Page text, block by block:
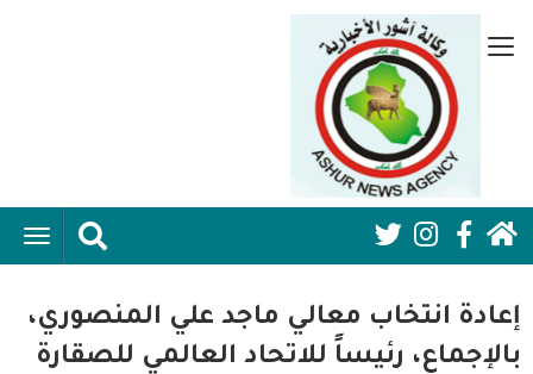
إلى
Social
Media:
Header
إعادة انتخاب معالي ماجد علي المنصوري،
بالإجماع، رئيساً للاتحاد العالمي للصقارة
قائمة
جانبية
الرئيسية
اقتصاد واعمال